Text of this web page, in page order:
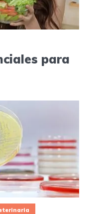
para